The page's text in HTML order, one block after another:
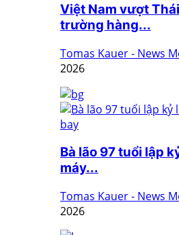
Việt Nam vượt
trường hàng...
Tomas Kauer - News
2026
Bà lão 97 tuổi lập
máy...
Tomas Kauer - News
2026